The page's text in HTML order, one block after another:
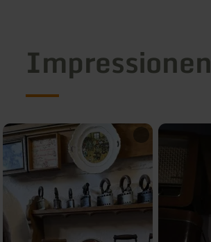
Impressionen